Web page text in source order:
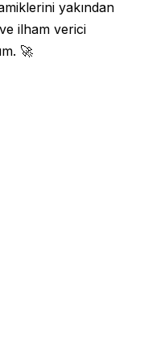
yakından
ilham verici
🚀